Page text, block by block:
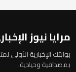
مرايا نيوز
بوابتك الإخبارية الأولى
بمصداقية وحيادية.